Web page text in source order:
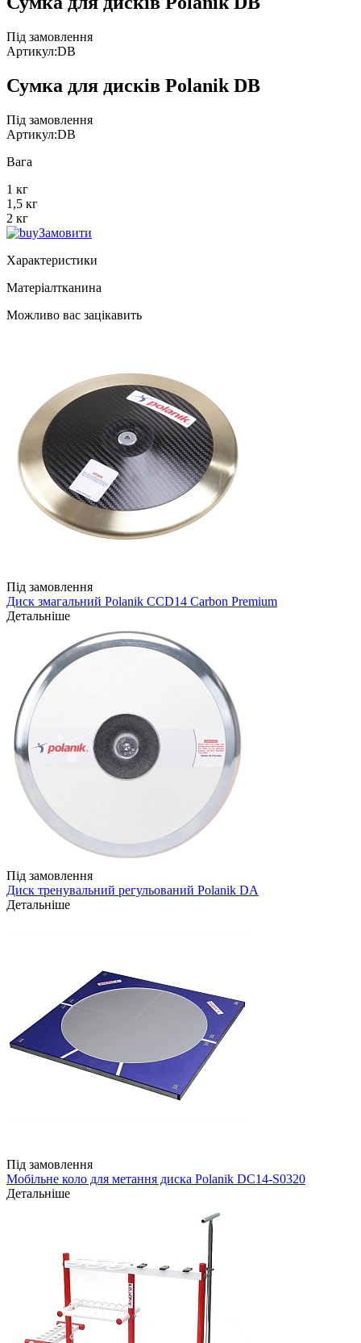
Під замовлення
Артикул:DB
Сумка для дисків Polanik DB
Під замовлення
Артикул:DB
Вага
1 кг
1,5 кг
2 кг
Замовити
Характеристики
Матеріалтканина
Можливо вас зацікавить
Під замовлення
Диск змагальний Polanik CCD14 Carbon Premium
Детальніше
Під замовлення
Диск тренувальний регульований Polanik DA
Детальніше
Під замовлення
Мобільне коло для метання диска Polanik DC14-S0320
Детальніше